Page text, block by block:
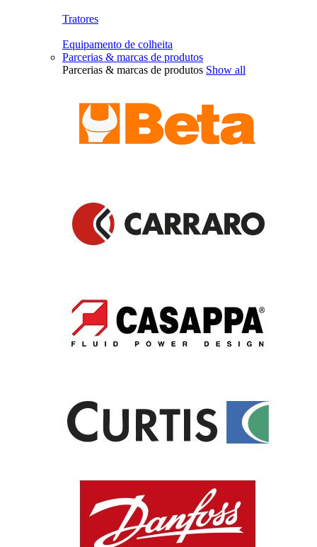
Tratores
Equipamento de colheita
Parcerias & marcas de produtos
Parcerias & marcas de produtos Show all